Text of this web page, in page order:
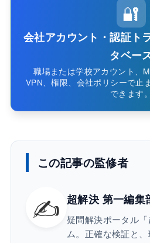
🔐
会社アカウント・認証ト
タベー
職場または学校アカウント、
VPN、権限、会社ポリシーで止
できます。
この記事の監修者
✍️ 超解決 第一編集
疑問解決ポータル
ム。正確な検証と